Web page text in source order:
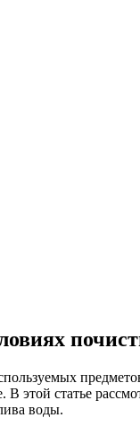
В этой статье
воды.